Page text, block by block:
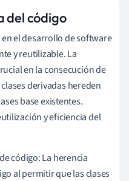
del código
el desarrollo de software
y reutilizable. La
en la consecución de
derivadas hereden
base existentes.
y eficiencia del
código: La herencia
al permitir que las clases